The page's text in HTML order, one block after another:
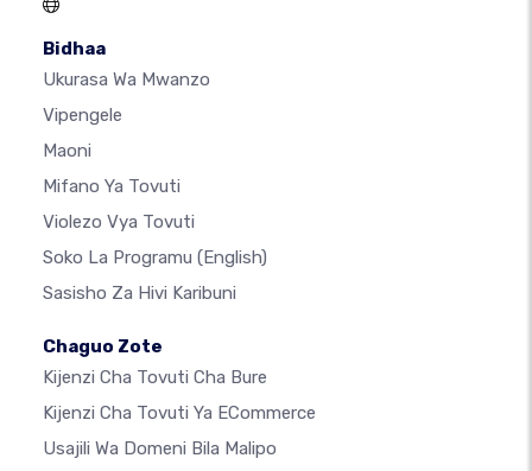
Bidhaa
Ukurasa Wa Mwanzo
Vipengele
Maoni
Mifano Ya Tovuti
Violezo Vya Tovuti
Soko La Programu (English)
Sasisho Za Hivi Karibuni
Chaguo Zote
Kijenzi Cha Tovuti Cha Bure
Kijenzi Cha Tovuti Ya ECommerce
Usajili Wa Domeni Bila Malipo